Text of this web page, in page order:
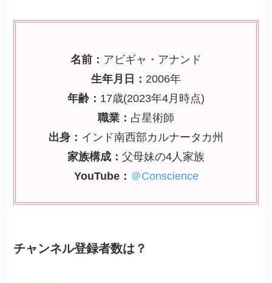
名前： アビギャ・アナンド
生年月日： 2006年
年齢： 17歳(2023年4月時点)
職業： 占星術師
出身： インド南西部カルナータカ州
家族構成： 父母妹の4人家族
YouTube： ＠Conscience
チャンネル登録者数は？